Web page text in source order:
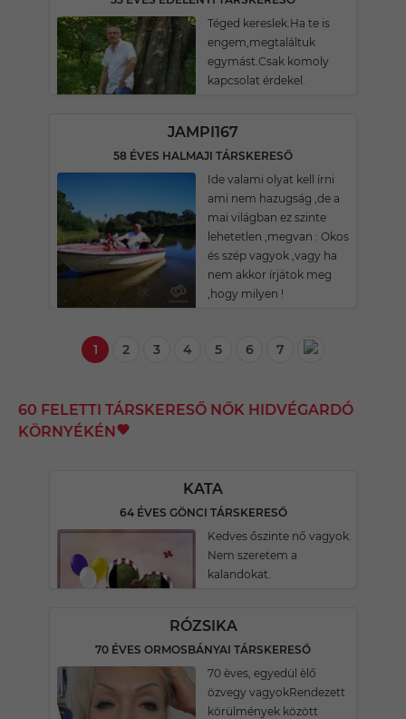
Téged kereslek.Ha te is
engem,megtaláltuk
egymást.Csak komoly
kapcsolat érdekel.
JAMPI167
58 ÉVES HALMAJI TÁRSKERESŐ
Ide valami olyat kell írni
ami nem hazugság ,de a
mai világban ez szinte
lehetetlen ,megvan : Okos
és szép vagyok ,vagy ha
nem akkor írjátok meg
,hogy milyen !
1 2 3 4 5 6 7
60 FELETTI TÁRSKERESŐ NŐK HIDVÉGARDÓ
KÖRNYÉKÉN
KATA
64 ÉVES GÖNCI TÁRSKERESŐ
Kedves őszinte nő vagyok.
Nem szeretem a
kalandokat.
RÓZSIKA
70 ÉVES ORMOSBÁNYAI TÁRSKERESŐ
70 èves, egyedül èlő
özvegy vagyokRendezett
körülmények között